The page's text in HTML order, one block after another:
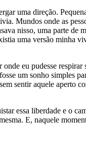
uma direção.
Mundos onde as
nisso, uma parte de
uma versão minha
eu pudesse respirar
um sonho simples
sentir aquele aperto
essa liberdade e o
E, naquele